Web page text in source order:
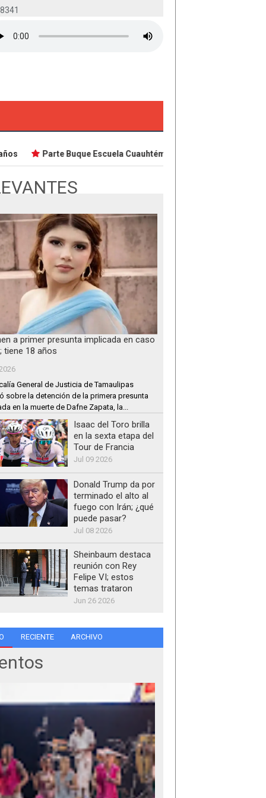
Parte Buque Escuela Cuauhtémoc en viaje de instrucción
a primer presunta implicada en caso
tiene 18 años
General de Justicia de Tamaulipas
sobre la detención de la primera presunta
en la muerte de Dafne Zapata, la...
Isaac del Toro brilla
en la sexta etapa del
Tour de Francia
Jul 09 2026
Donald Trump da por
terminado el alto al
fuego con Irán; ¿qué
puede pasar?
Jul 08 2026
Sheinbaum destaca
reunión con Rey
Felipe VI; estos
temas trataron
Jun 26 2026
RECIENTE ARCHIVO